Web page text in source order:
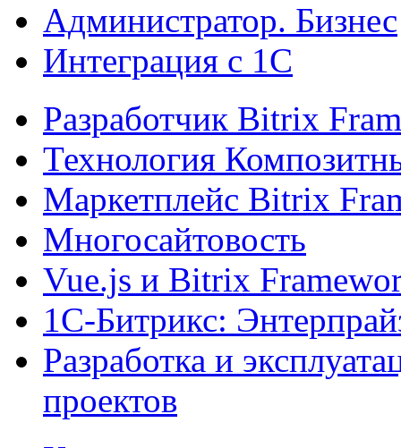
Администратор. Бизнес
Интеграция с 1С
Разработчик Bitrix
Технология
Маркетплейс Bitrix
Многосайтовость
Vue.js и Bitrix
1С-Битрикс:
Разработка и
проектов